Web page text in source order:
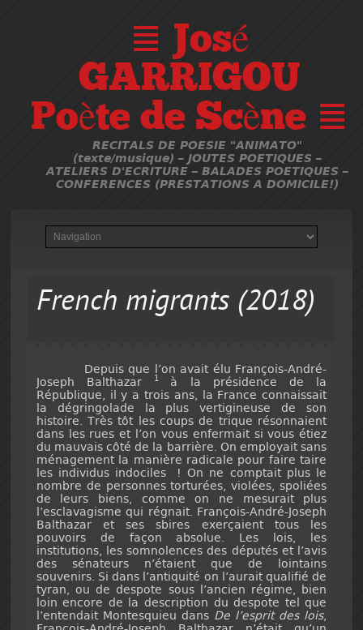
≣ José
GARRIGOU
Poète de Scène ≣
RECITALS DE POESIE "ANIMATO"
(texte/musique) – JOUTES POETIQUES –
ATELIERS D'ECRITURE – BALADES POETIQUES –
CONFERENCES (PRESTATIONS A DOMICILE!)
French migrants (2018)
Depuis que l’on avait élu François-André-
Joseph Balthazar
1 à la présidence de la
République, il y a trois ans, la France connaissait
la dégringolade la plus vertigineuse de son
histoire. Très tôt les coups de trique résonnaient
dans les rues et l’on vous enfermait si vous étiez
du mauvais côté de la barrière. On employait sans
ménagement la manière radicale pour faire taire
les individus indociles ! On ne comptait plus le
nombre de personnes torturées, violées, spoliées
de leurs biens, comme on ne mesurait plus
l’esclavagisme qui régnait. François-André-Joseph
Balthazar et ses sbires exerçaient tous les
pouvoirs de façon absolue. Les lois, les
institutions, les somnolences des députés et l’avis
des sénateurs n’étaient que de lointains
souvenirs. Si dans l’antiquité on l’aurait qualifié de
tyran, ou de despote sous l’ancien régime, bien
loin encore de la description du despote tel que
l’entendait Montesquieu dans De l’esprit des lois,